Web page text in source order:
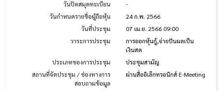
วันปิดสมุดทะเบียน
-
วันกำหนดรายชื่อผู้ถือหุ้น
24 ก.พ. 2566
วันที่ประชุม
07 เม.ย. 2566 09:00
วาระการประชุม
การออกหุ้นกู้,จ่ายปันผลเป็น
เงินสด
ประเภทของการประชุม
ประชุมสามัญ
สถานที่จัดประชุม / ช่องทางการ
สอบถามข้อมูล
ผ่านสื่ออิเล็กทรอนิกส์ E-Meeting